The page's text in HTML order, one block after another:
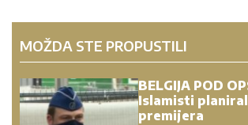
MOŽDA STE PROPUSTILI
BELGIJA POD
Islamisti
premijera